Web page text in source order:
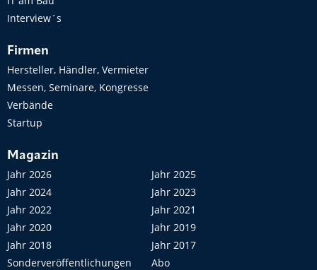
Interview´s
Firmen
Hersteller, Händler, Vermieter
Messen, Seminare, Kongresse
Verbände
Startup
Magazin
Jahr 2026
Jahr 2025
Jahr 2024
Jahr 2023
Jahr 2022
Jahr 2021
Jahr 2020
Jahr 2019
Jahr 2018
Jahr 2017
Sonderveröffentlichungen
Abo